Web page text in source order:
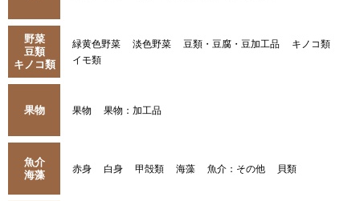
野菜
豆類
キノコ類
緑黄色野菜 淡色野菜 豆類・豆腐・豆加工品
キノコ類
イモ類
果物 果物 果物：加工品
魚介
海藻
赤身 白身 甲殻類 海藻 魚介：その他 貝類